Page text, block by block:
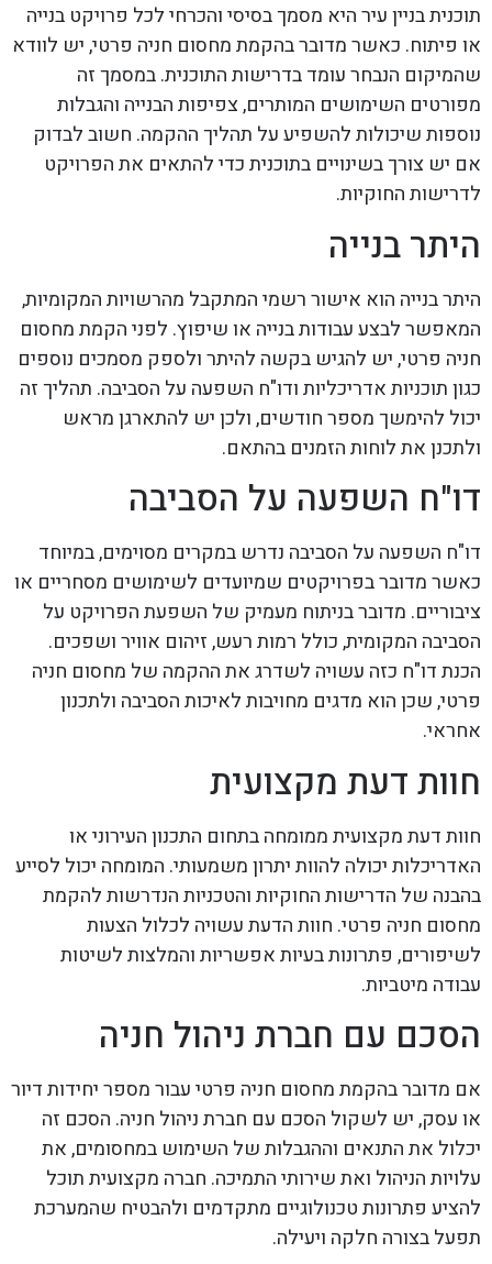
תוכנית בניין עיר היא מסמך בסיסי והכרחי לכל פרויקט בנייה
או פיתוח. כאשר מדובר בהקמת מחסום חניה פרטי, יש לוודא
שהמיקום הנבחר עומד בדרישות התוכנית. במסמך זה
מפורטים השימושים המותרים, צפיפות הבנייה והגבלות
נוספות שיכולות להשפיע על תהליך ההקמה. חשוב לבדוק
אם יש צורך בשינויים בתוכנית כדי להתאים את הפרויקט
לדרישות החוקיות.
היתר בנייה
היתר בנייה הוא אישור רשמי המתקבל מהרשויות המקומיות,
המאפשר לבצע עבודות בנייה או שיפוץ. לפני הקמת מחסום
חניה פרטי, יש להגיש בקשה להיתר ולספק מסמכים נוספים
כגון תוכניות אדריכליות ודו"ח השפעה על הסביבה. תהליך זה
יכול להימשך מספר חודשים, ולכן יש להתארגן מראש
ולתכנן את לוחות הזמנים בהתאם.
דו"ח השפעה על הסביבה
דו"ח השפעה על הסביבה נדרש במקרים מסוימים, במיוחד
כאשר מדובר בפרויקטים שמיועדים לשימושים מסחריים או
ציבוריים. מדובר בניתוח מעמיק של השפעת הפרויקט על
הסביבה המקומית, כולל רמות רעש, זיהום אוויר ושפכים.
הכנת דו"ח כזה עשויה לשדרג את ההקמה של מחסום חניה
פרטי, שכן הוא מדגים מחויבות לאיכות הסביבה ולתכנון
אחראי.
חוות דעת מקצועית
חוות דעת מקצועית ממומחה בתחום התכנון העירוני או
האדריכלות יכולה להוות יתרון משמעותי. המומחה יכול לסייע
בהבנה של הדרישות החוקיות והטכניות הנדרשות להקמת
מחסום חניה פרטי. חוות הדעת עשויה לכלול הצעות
לשיפורים, פתרונות בעיות אפשריות והמלצות לשיטות
עבודה מיטביות.
הסכם עם חברת ניהול חניה
אם מדובר בהקמת מחסום חניה פרטי עבור מספר יחידות דיור
או עסק, יש לשקול הסכם עם חברת ניהול חניה. הסכם זה
יכלול את התנאים וההגבלות של השימוש במחסומים, את
עלויות הניהול ואת שירותי התמיכה. חברה מקצועית תוכל
להציע פתרונות טכנולוגיים מתקדמים ולהבטיח שהמערכת
תפעל בצורה חלקה ויעילה.